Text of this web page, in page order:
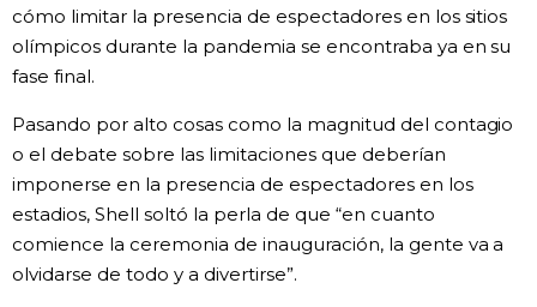
cómo limitar la presencia de espectadores en los sitios
olímpicos durante la pandemia se encontraba ya en su
fase final.
Pasando por alto cosas como la magnitud del contagio
o el debate sobre las limitaciones que deberían
imponerse en la presencia de espectadores en los
estadios, Shell soltó la perla de que “en cuanto
comience la ceremonia de inauguración, la gente va a
olvidarse de todo y a divertirse”.